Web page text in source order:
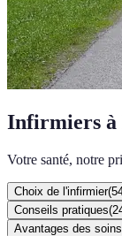
Infirmiers à
Votre santé, notre
Choix de l'infirmier(
Conseils pratiques(
Avantages des soins